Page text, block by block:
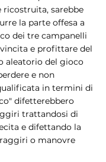
ricostruita, sarebbe
la parte offesa a
dei tre campanelli
e profittare del
aleatorio del gioco
e non
in termini di
difetterebbero
trattandosi di
e difettando la
o manovre